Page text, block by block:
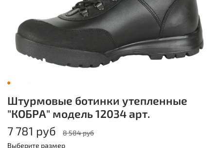
Штурмовые ботинки утепленные
"КОБРА" модель 12034 арт.
7 781 руб
8 584 руб
Выберите размер